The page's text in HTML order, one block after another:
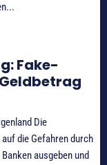
Fake-
Die
die Gefahren durch
ausgeben und